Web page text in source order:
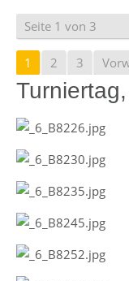
Seite 1 von 3
1 2 3